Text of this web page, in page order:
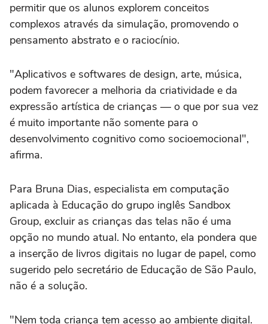
permitir que os alunos explorem conceitos
complexos através da simulação, promovendo o
pensamento abstrato e o raciocínio.
"Aplicativos e softwares de design, arte, música,
podem favorecer a melhoria da criatividade e da
expressão artística de crianças — o que por sua vez
é muito importante não somente para o
desenvolvimento cognitivo como socioemocional",
afirma.
Para Bruna Dias, especialista em computação
aplicada à Educação do grupo inglês Sandbox
Group, excluir as crianças das telas não é uma
opção no mundo atual. No entanto, ela pondera que
a inserção de livros digitais no lugar de papel, como
sugerido pelo secretário de Educação de São Paulo,
não é a solução.
"Nem toda criança tem acesso ao ambiente digital.